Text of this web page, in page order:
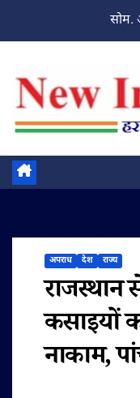
सोम.
अपराध देश राज्य
राजस्थान
कसाइयों
नाकाम,